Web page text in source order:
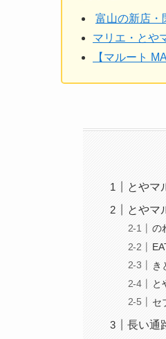
富山の新店・
マリエ・とや
【マルート
とやマ
とやマ
の
き
と
セ
長い通